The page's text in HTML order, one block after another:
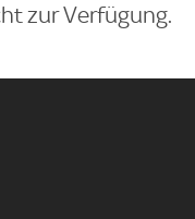
zur Verfügung.